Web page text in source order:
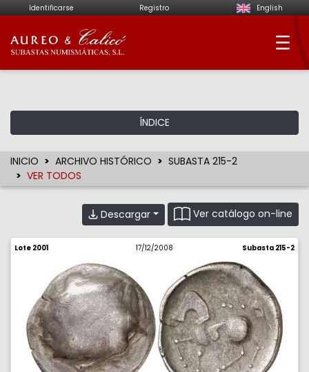
Identificarse Registro English
Aureo & Calicó -
ÍNDICE
INICIO ARCHIVO HISTÓRICO
SUBASTA 215-2
VER TODOS
Descargar Ver catálogo on-line
Lote 2001 17/12/2008 Subasta 215-2